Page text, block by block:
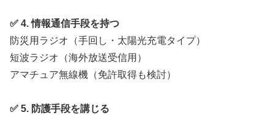
✅ 4. 情報通信手段を持つ
防災用ラジオ（手回し・太陽光充電タイプ）
短波ラジオ（海外放送受信用）
アマチュア無線機（免許取得も検討）
✅ 5. 防護手段を講じる